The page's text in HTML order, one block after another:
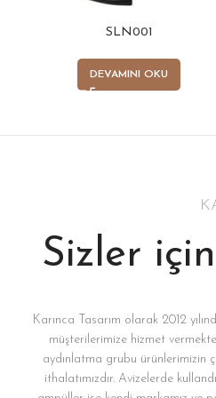
SLN001
DEVAMINI OKU
Sizler
Karınca Tasarım olarak 2012
müşterilerimize hizmet
aydınlatma grubu ürünlerimizin
ithalatımızdır. Avizelerde